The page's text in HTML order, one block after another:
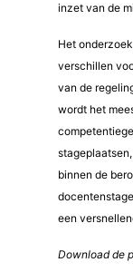
inzet van de
Het
verschillen
van de
wordt het
binnen de
een
Download de